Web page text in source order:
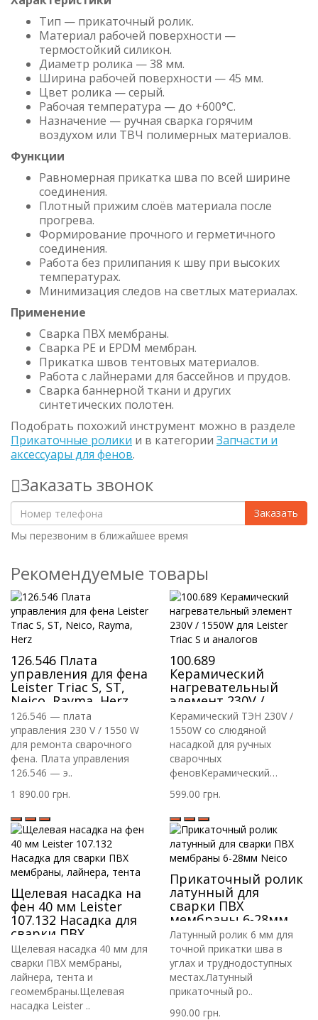
Тип — прикаточный ролик.
Материал рабочей поверхности —
термостойкий силикон.
Диаметр ролика — 38 мм.
Ширина рабочей поверхности — 45 мм.
Цвет ролика — серый.
Рабочая температура — до +600°C.
Назначение — ручная сварка горячим
воздухом или ТВЧ полимерных материалов.
Функции
Равномерная прикатка шва по всей ширине
соединения.
Плотный прижим слоёв материала после
прогрева.
Формирование прочного и герметичного
соединения.
Работа без прилипания к шву при высоких
температурах.
Минимизация следов на светлых материалах.
Применение
Сварка ПВХ мембраны.
Сварка PE и EPDM мембран.
Прикатка швов тентовых материалов.
Работа с лайнерами для бассейнов и прудов.
Сварка баннерной ткани и других
синтетических полотен.
Подобрать похожий инструмент можно в разделе
Прикаточные ролики и в категории Запчасти и
аксессуары для фенов.
Заказать звонок
Заказать
Мы перезвоним в ближайшее время
Рекомендуемые товары
126.546 Плата
управления для фена
Leister Triac S, ST,
Neico, Rayma, Herz
126.546 — плата
управления 230 V / 1550 W
для ремонта сварочного
фена. Плата управления
126.546 — э..
1 890.00 грн.
100.689
Керамический
нагревательный
элемент 230V /
1550W для Leister
Triac S и аналогов
Керамический ТЭН 230V /
1550W со слюдяной
насадкой для ручных
сварочных
феновКерамический
599.00 грн.
Щелевая насадка на
фен 40 мм Leister
107.132 Насадка для
сварки ПВХ
мембраны, лайнера,
тента
Щелевая насадка 40 мм для
сварки ПВХ мембраны,
лайнера, тента и
геомембраны.Щелевая
насадка Leister ..
Прикаточный ролик
латунный для
сварки ПВХ
мембраны 6-28мм
Neico
Латунный ролик 6 мм для
точной прикатки шва в
углах и труднодоступных
местах.Латунный
прикаточный ро..
990.00 грн.